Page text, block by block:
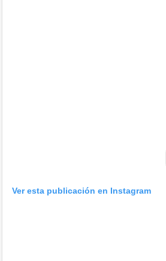
Ver esta publicación en Instagram